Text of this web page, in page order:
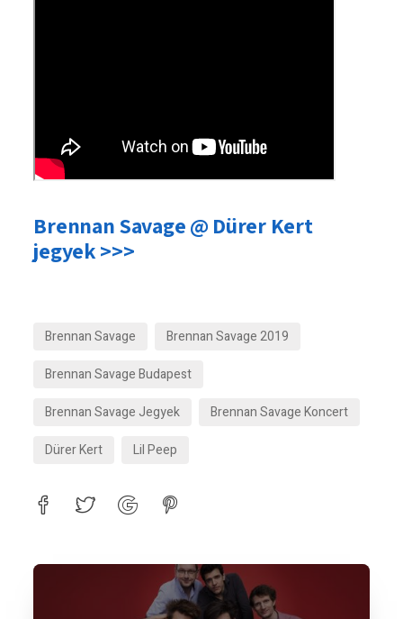
Brennan Savage @ Dürer Kert
jegyek >>>
Brennan Savage
Brennan Savage 2019
Brennan Savage Budapest
Brennan Savage Jegyek
Brennan Savage Koncert
Dürer Kert
Lil Peep